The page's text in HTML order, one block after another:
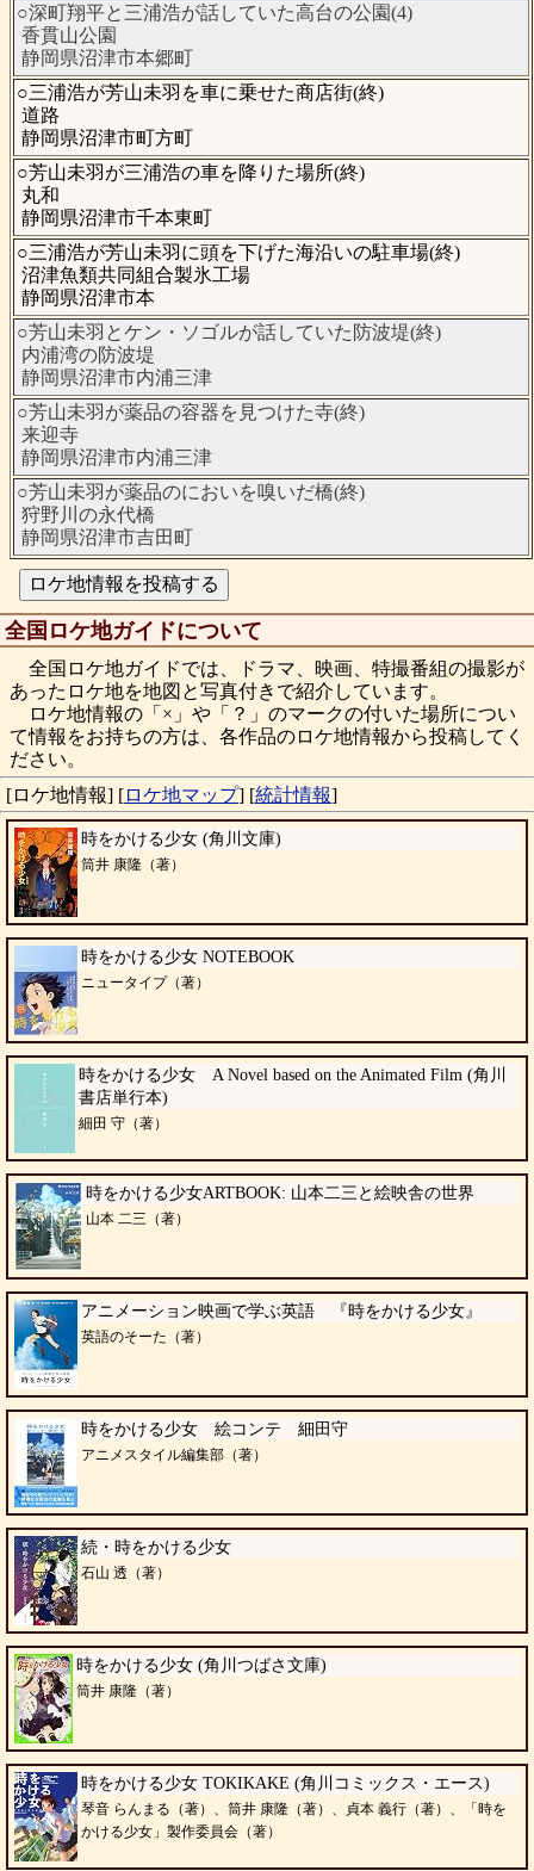
○深町翔平と三浦浩が話していた高台の公園(4)
香貫山公園
静岡県沼津市本郷町
○三浦浩が芳山未羽を車に乗せた商店街(終)
道路
静岡県沼津市町方町
○芳山未羽が三浦浩の車を降りた場所(終)
丸和
静岡県沼津市千本東町
○三浦浩が芳山未羽に頭を下げた海沿いの駐車場(終)
沼津魚類共同組合製氷工場
静岡県沼津市本
○芳山未羽とケン・ソゴルが話していた防波堤(終)
内浦湾の防波堤
静岡県沼津市内浦三津
○芳山未羽が薬品の容器を見つけた寺(終)
来迎寺
静岡県沼津市内浦三津
○芳山未羽が薬品のにおいを嗅いだ橋(終)
狩野川の永代橋
静岡県沼津市吉田町
全国ロケ地ガイドについて
全国ロケ地ガイドでは、ドラマ、映画、特撮番組の撮影が
あったロケ地を地図と写真付きで紹介しています。
ロケ地情報の「×」や「？」のマークの付いた場所につい
て情報をお持ちの方は、各作品のロケ地情報から投稿してく
ださい。
[ロケ地情報] [ロケ地マップ] [統計情報]
時をかける少女 (角川文庫)
筒井 康隆（著）
時をかける少女 NOTEBOOK
ニュータイプ（著）
時をかける少女 A Novel based on the Animated Film (角川
書店単行本)
細田 守（著）
時をかける少女ARTBOOK: 山本二三と絵映舎の世界
山本 二三（著）
アニメーション映画で学ぶ英語 『時をかける少女』
英語のそーた（著）
時をかける少女 絵コンテ 細田守
アニメスタイル編集部（著）
続・時をかける少女
石山 透（著）
時をかける少女 (角川つばさ文庫)
筒井 康隆（著）
時をかける少女 TOKIKAKE (角川コミックス・エース)
琴音 らんまる（著）、筒井 康隆（著）、貞本 義行（著）、「時を
かける少女」製作委員会（著）